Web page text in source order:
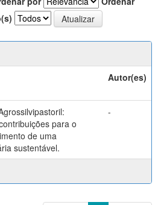
Autor(es)
para o
de uma
sustentável.
-